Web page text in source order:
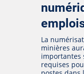
La
minières
importantes
requises